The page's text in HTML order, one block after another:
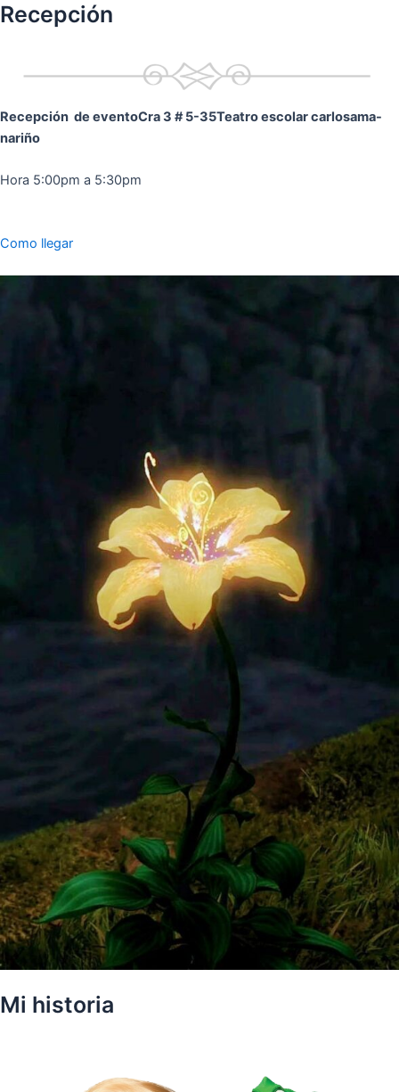
Recepción
Recepción de eventoCra 3 # 5-35Teatro escolar carlosama-
nariño
Hora 5:00pm a 5:30pm
Como llegar
Mi historia